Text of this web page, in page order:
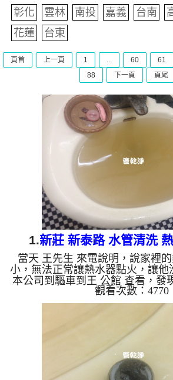
彰化
雲林 南投 嘉義 台南
花蓮
台東
頁首 上一頁 1 ... 60 61
88
下一頁 頁尾
1.新莊 新泰路 水管清洗
當天 王先生 來電說明，說家裡
小，無法正常讓熱水器點火，讓他
本公司到驅車到王 公館 查看，發
重，本公司迅速架起 水管清洗機
水龍頭狂噴黃水，如下圖及影片
舒服， 水管清洗 約兩小時後，出
可痛快的洗澡了。 清洗水管, 水管
管堵塞, 熱水忽冷忽熱, 洗管
觀看次數：4770